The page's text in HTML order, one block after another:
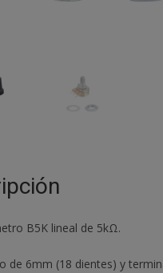
B5K lineal de 5kΩ.
de 6mm (18 dientes) y